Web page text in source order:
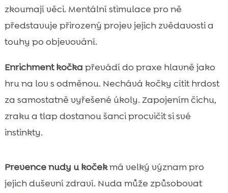
zkoumají věci. Mentální stimulace pro ně
představuje přirozený projev jejich zvědavosti a
touhy po objevování.
Enrichment kočka převádí do praxe hlavně jako
hru na lov s odměnou. Nechává kočky cítit hrdost
za samostatně vyřešené úkoly. Zapojením čichu,
zraku a tlap dostanou šanci procvičit si své
instinkty.
Prevence nudy u kočekmá velký význam pro
jejich duševní zdraví. Nuda může způsobovat